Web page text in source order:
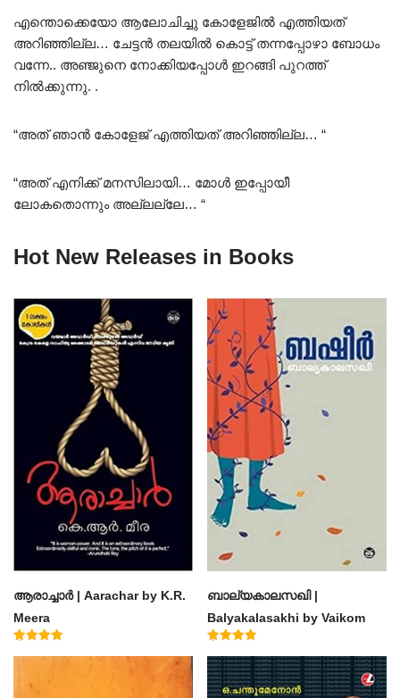
എന്തൊക്കെയോ ആലോചിച്ചു കോളേജിൽ എത്തിയത്
അറിഞ്ഞില്ല… ചേട്ടൻ തലയിൽ കൊട്ട് തന്നപ്പോഴാ ബോധം
വന്നേ.. അഞ്ജുനെ നോക്കിയപ്പോൾ ഇറങ്ങി പുറത്ത്
നിൽക്കുന്നു. .
“അത് ഞാൻ കോളേജ് എത്തിയത് അറിഞ്ഞില്ല… “
“അത് എനിക്ക് മനസിലായി… മോൾ ഇപ്പോയീ
ലോകതൊന്നും അല്ലല്ലേ… “
Hot New Releases in Books
ആരാച്ചാര്‍ | Aarachar by K.R.
Meera
ബാല്യകാലസഖി |
Balyakalasakhi by Vaikom
Muhammad Basheer
4.60
out of 5